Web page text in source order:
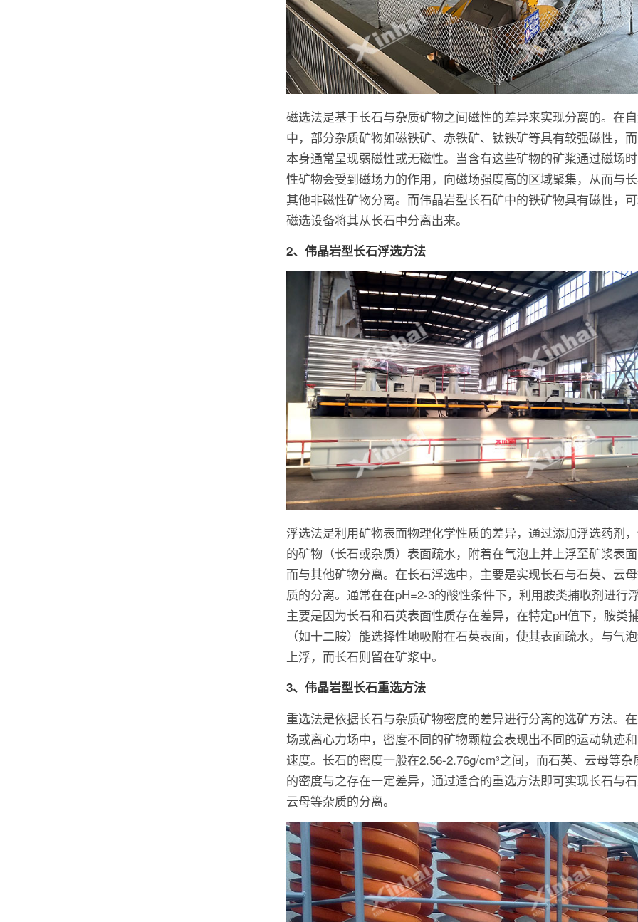
磁选法是基于长石与杂质矿物之间磁性的差异来实现分离的。在
中，部分杂质矿物如磁铁矿、赤铁矿、钛铁矿等具有较强磁性，
本身通常呈现弱磁性或无磁性。当含有这些矿物的矿浆通过磁场
性矿物会受到磁场力的作用，向磁场强度高的区域聚集，从而与
其他非磁性矿物分离。而伟晶岩型长石矿中的铁矿物具有磁性，
磁选设备将其从长石中分离出来。
2、伟晶岩型长石浮选方法
浮选法是利用矿物表面物理化学性质的差异，通过添加浮选药剂
的矿物（长石或杂质）表面疏水，附着在气泡上并上浮至矿浆表
而与其他矿物分离。在长石浮选中，主要是实现长石与石英、云
质的分离。通常在在pH=2-3的酸性条件下，利用胺类捕收剂进行
主要是因为长石和石英表面性质存在差异，在特定pH值下，胺类
（如十二胺）能选择性地吸附在石英表面，使其表面疏水，与气
上浮，而长石则留在矿浆中。
3、伟晶岩型长石重选方法
重选法是依据长石与杂质矿物密度的差异进行分离的选矿方法。
场或离心力场中，密度不同的矿物颗粒会表现出不同的运动轨迹
速度。长石的密度一般在2.56-2.76g/cm³之间，而石英、云母等杂
的密度与之存在一定差异，通过适合的重选方法即可实现长石与
云母等杂质的分离。